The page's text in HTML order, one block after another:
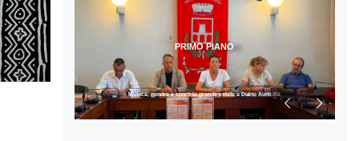
Musica, mostre e sport: la grande estate a Duino Aurisina
PRIMO PIANO